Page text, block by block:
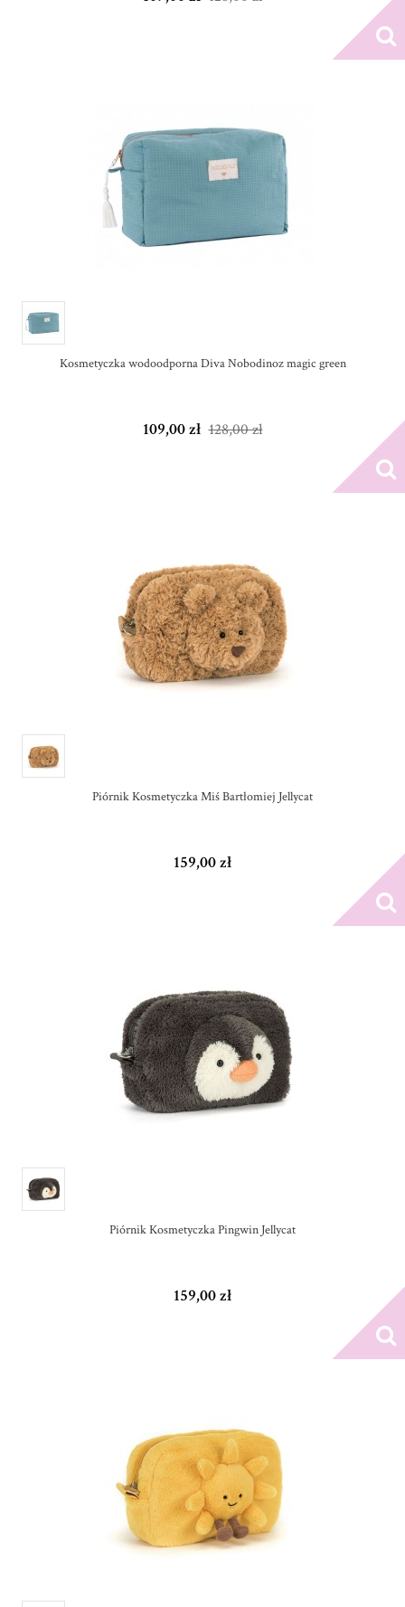
Kosmetyczka wodoodporna Diva Nobodinoz magic green
109,00 zł 128,00 zł
Piórnik Kosmetyczka Miś Bartłomiej Jellycat
159,00 zł
Piórnik Kosmetyczka Pingwin Jellycat
159,00 zł